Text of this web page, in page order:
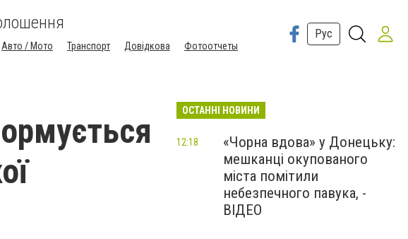
Авто / Мото Транспорт Довідкова Фотоотчеты
Рус
ОСТАННІ НОВИНИ
«Чорна вдова» у Донецьку:
мешканці окупованого
міста помітили
небезпечного павука, -
ВІДЕО
12:18